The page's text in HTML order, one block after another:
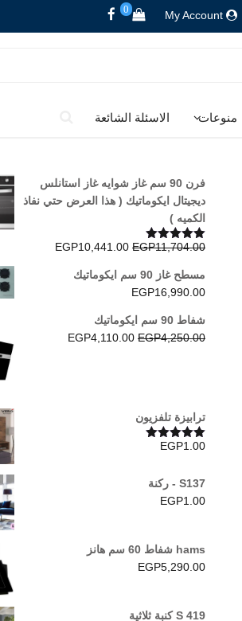
My Account
0
منوعات الاسئلة الشائعة
فرن 90 سم غاز شوايه غاز استانلس
ديجيتال ايكوماتيك ( هذا العرض حتي نفاذ
الكميه )
تم التقييم EGP11,704.00
السعر
هو:
EGP10,441.00
مسطح غاز 90 سم ايكوماتيك
EGP16,990.00
شفاط 90 سم ايكوماتيك
EGP4,250.00
السعر
EGP4,110.00
ترابيزة تلفزيون
تم التقييم
EGP1.00
S137 - ركنة
EGP1.00
hams شفاط 60 سم هانز
EGP5,290.00
S 419 كنبة ثلاثية